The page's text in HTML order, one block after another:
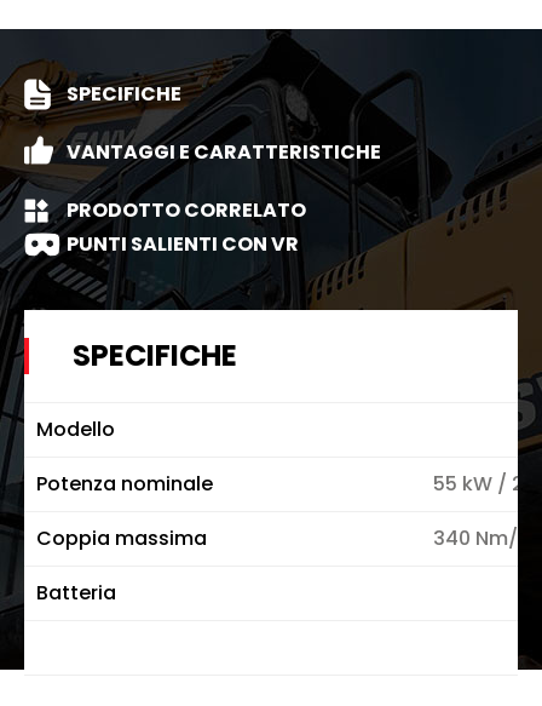
SPECIFICHE
VANTAGGI E CARATTERISTICHE
PRODOTTO CORRELATO
PUNTI SALIENTI CON VR
SPECIFICHE
Modello
Potenza nominale
55 kW /
Coppia massima
340 Nm/
Batteria